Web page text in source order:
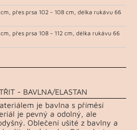
přes prsa 102 - 108 cm, délka rukávu 66
přes prsa 108 - 112 cm, délka rukávu 66
- BAVLNA/ELASTAN
je bavlna s příměsí
je pevný a odolný, ale
Oblečení ušité z bavlny a